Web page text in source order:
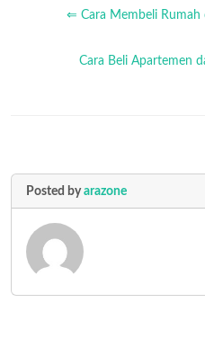
⇐ Cara Membeli Rumah
Cara Beli Apartemen
Posted byarazone